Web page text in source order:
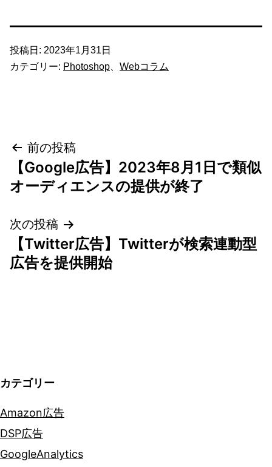
投稿日: 2023年1月31日
カテゴリー: Photoshop Webコラム
投
稿
ビ
ゲ
ン
前の投稿
【Google広告】2023年8月1日で類似
オーディエンスの提供が終了
次の投稿
【Twitter広告】Twitterが検索連動型
広告を提供開始
カテゴリー
Amazon広告
DSP広告
GoogleAnalytics